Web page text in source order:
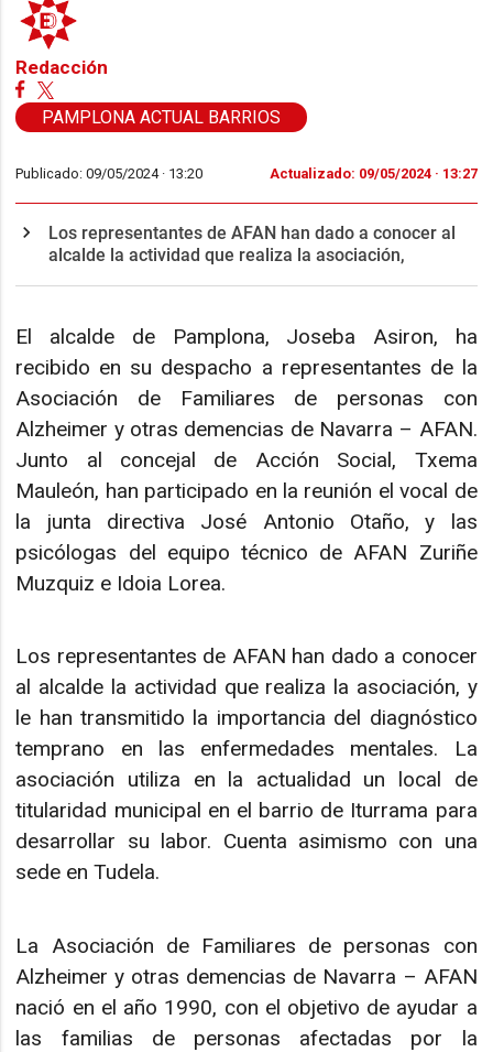
Redacción
PAMPLONA ACTUAL BARRIOS
Publicado: 09/05/2024 · 13:20 Actualizado: 09/05/2024 · 13:27
Los representantes de AFAN han dado a conocer al
alcalde la actividad que realiza la asociación,
El alcalde de Pamplona, Joseba Asiron, ha
recibido en su despacho a representantes de la
Asociación de Familiares de personas con
Alzheimer y otras demencias de Navarra – AFAN.
Junto al concejal de Acción Social, Txema
Mauleón, han participado en la reunión el vocal de
la junta directiva José Antonio Otaño, y las
psicólogas del equipo técnico de AFAN Zuriñe
Muzquiz e Idoia Lorea.
Los representantes de AFAN han dado a conocer
al alcalde la actividad que realiza la asociación, y
le han transmitido la importancia del diagnóstico
temprano en las enfermedades mentales. La
asociación utiliza en la actualidad un local de
titularidad municipal en el barrio de Iturrama para
desarrollar su labor. Cuenta asimismo con una
sede en Tudela.
La Asociación de Familiares de personas con
Alzheimer y otras demencias de Navarra – AFAN
nació en el año 1990, con el objetivo de ayudar a
las familias de personas afectadas por la